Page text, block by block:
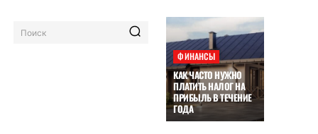
Поиск
ФИНАНСЫ
КАК ЧАСТО НУЖНО
ПЛАТИТЬ НАЛОГ НА
ПРИБЫЛЬ В ТЕЧЕНИЕ
ГОДА